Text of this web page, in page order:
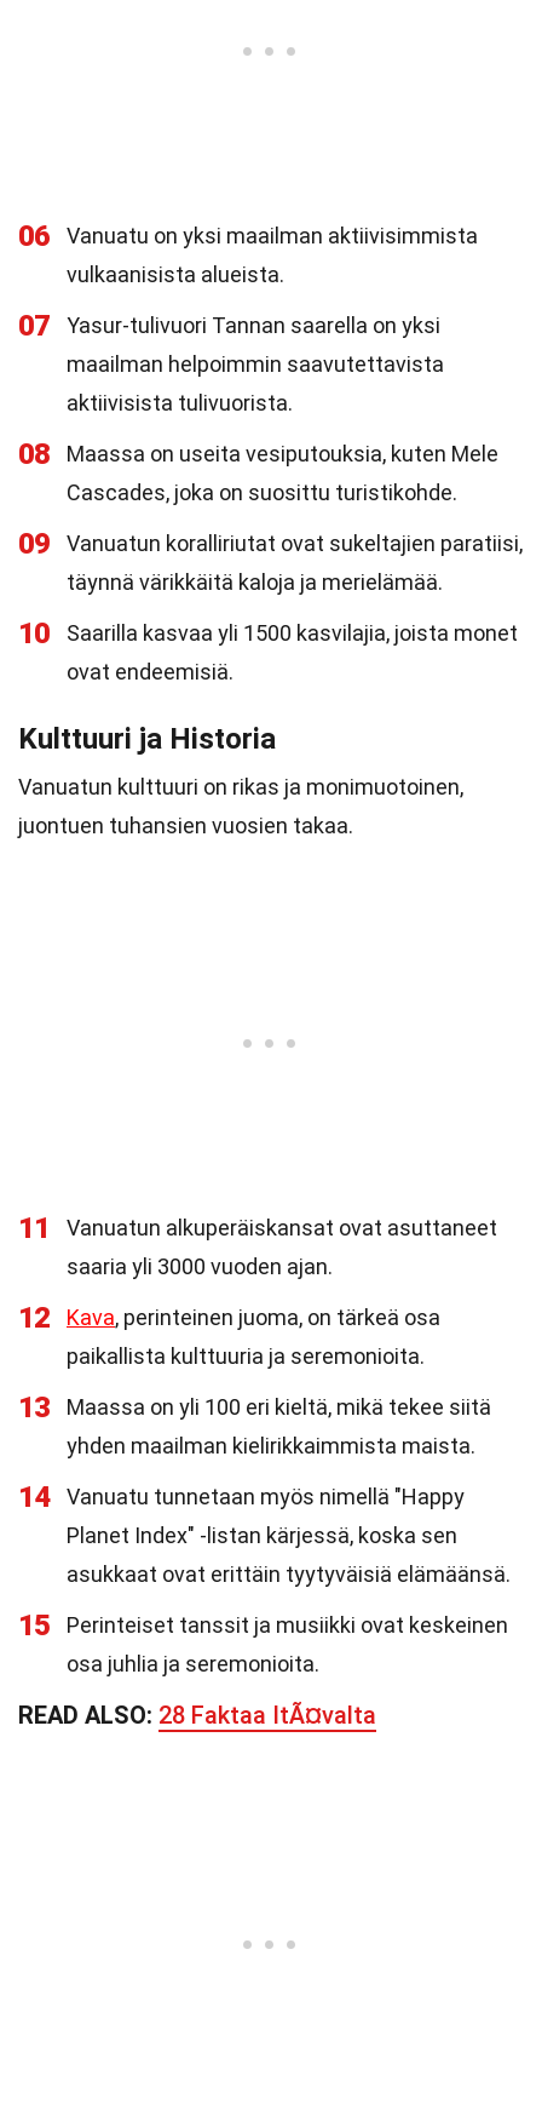
06
Vanuatu on yksi maailman aktiivisimmista
vulkaanisista alueista.
07
Yasur-tulivuori Tannan saarella on yksi
maailman helpoimmin saavutettavista
aktiivisista tulivuorista.
08
Maassa on useita vesiputouksia, kuten Mele
Cascades, joka on suosittu turistikohde.
09
Vanuatun koralliriutat ovat sukeltajien paratiisi,
täynnä värikkäitä kaloja ja merielämää.
10
Saarilla kasvaa yli 1500 kasvilajia, joista monet
ovat endeemisiä.
Kulttuuri ja Historia
Vanuatun kulttuuri on rikas ja monimuotoinen,
juontuen tuhansien vuosien takaa.
11
Vanuatun alkuperäiskansat ovat asuttaneet
saaria yli 3000 vuoden ajan.
12 Kava, perinteinen juoma, on tärkeä osa
paikallista kulttuuria ja seremonioita.
13
Maassa on yli 100 eri kieltä, mikä tekee siitä
yhden maailman kielirikkaimmista maista.
14
Vanuatu tunnetaan myös nimellä "Happy
Planet Index" -listan kärjessä, koska sen
asukkaat ovat erittäin tyytyväisiä elämäänsä.
15
Perinteiset tanssit ja musiikki ovat keskeinen
osa juhlia ja seremonioita.
READ ALSO: 28 Faktaa ItÃ¤valta